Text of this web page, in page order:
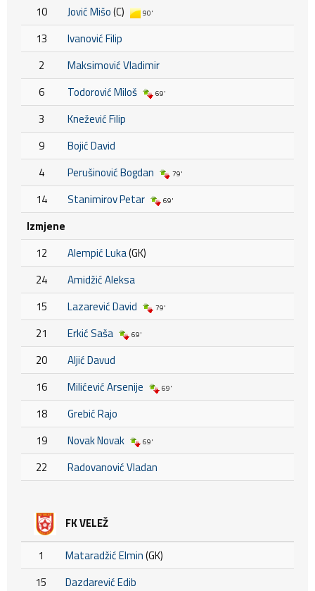
10
Jović Mišo(C) 90'
13
Ivanović Filip
2
Maksimović Vladimir
6
Todorović Miloš 69'
3
Knežević Filip
9
Bojić David
4
Perušinović Bogdan 79'
14 Stanimirov Petar 69'
Izmjene
12
Alempić Luka(GK)
24
Amidžić Aleksa
15
Lazarević David 79'
21 Erkić Saša 69'
20
Aljić Davud
16
Milićević Arsenije 69'
18
Grebić Rajo
19
Novak Novak 69'
22 Radovanović Vladan
FK VELEŽ
1 Mataradžić Elmin(GK)
15
Dazdarević Edib